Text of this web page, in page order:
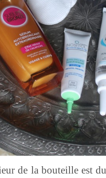
de la bouteille est du